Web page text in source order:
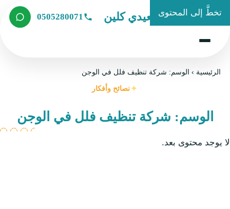
تخطَّ إلى المحتوى
شركة الصعيدي كلين 0505280071
الرئيسية ›الوسم: شركة تنظيف فلل في الوجن
نصائح وأفكار
الوسم: شركة تنظيف فلل في الوجن
يوجد محتوى بعد.